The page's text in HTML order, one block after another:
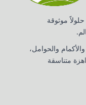
موثوقة
والحوامل،
متناسقة